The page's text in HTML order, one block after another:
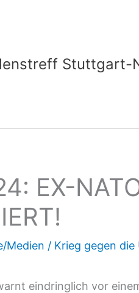
Stuttgart-
EX-
Medien / Krieg gegen die
eindringlich vor